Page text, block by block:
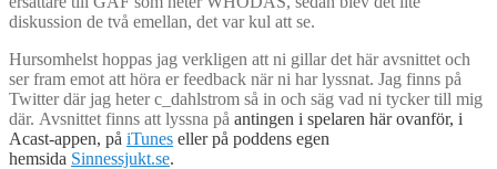
diskussion de två emellan, det var kul att se.
Hursomhelst hoppas jag verkligen att ni gillar det här avsnittet och
ser fram emot att höra er feedback när ni har lyssnat. Jag finns på
Twitter där jag heter c_dahlstrom så in och säg vad ni tycker till mig
där. Avsnittet finns att lyssna på antingen i spelaren här ovanför, i
Acast-appen, på iTunes eller på poddens egen
hemsida Sinnessjukt.se.